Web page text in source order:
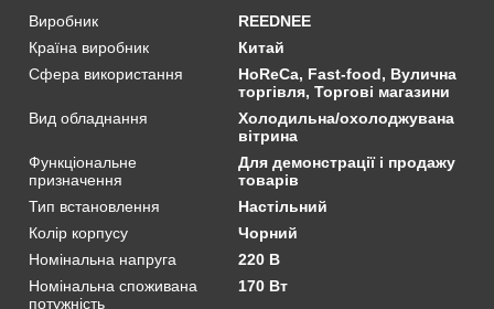
Виробник
REEDNEE
Країна виробник
Китай
Сфера використання
HoReCa, Fast-food, Вулична
торгівля, Торгові магазини
Вид обладнання
Холодильна/охолоджувана
вітрина
Функціональне
призначення
Для демонстрації і продажу
товарів
Тип встановлення
Настільний
Колір корпусу
Чорний
Номінальна напруга
220 В
Номінальна споживана
потужність
170 Вт